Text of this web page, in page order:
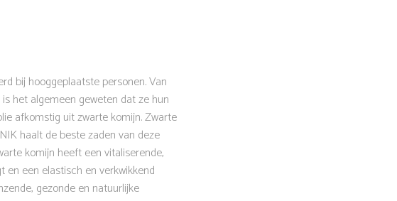
bij hooggeplaatste personen. Van
het algemeen geweten dat ze hun
afkomstig uit zwarte komijn. Zwarte
haalt de beste zaden van deze
komijn heeft een vitaliserende,
een elastisch en verkwikkend
gezonde en natuurlijke